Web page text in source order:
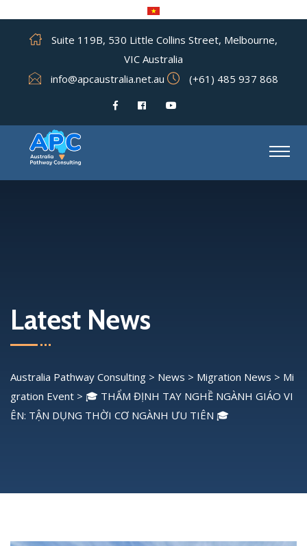
Suite 119B, 530 Little Collins Street, Melbourne,
VIC Australia
info@apcaustralia.net.au
(+61) 485 937 868
Latest News
Australia Pathway Consulting > News > Migration News > Mi
gration Event > 🎓 THẨM ĐỊNH TAY NGHỀ NGÀNH GIÁO VI
ÊN: TẬN DỤNG THỜI CƠ NGÀNH ƯU TIÊN 🎓